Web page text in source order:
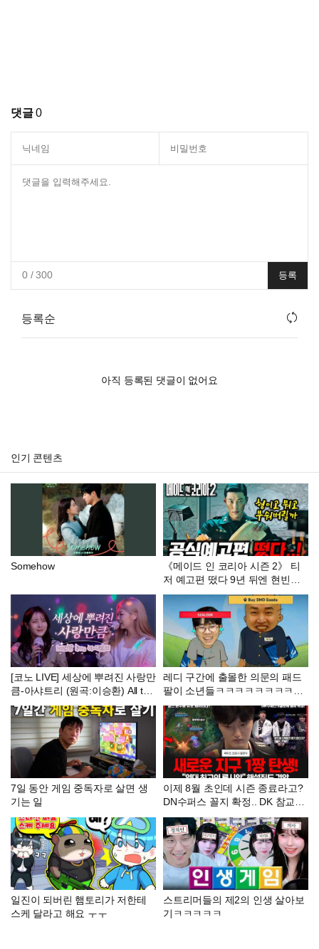
댓글0
0/ 300 등록
등록순
아직 등록된 댓글이 없어요
인기 콘텐츠
Somehow
《메이드 인 코리아 시즌 2》 티
저 예고편 떴다 9년 뒤엔 현빈이
대통령..? 진짜 이번 예고편 떡밥
미쳤습니다ㄷㄷ
[코노 LIVE] 세상에 뿌려진 사랑만
큼-아샤트리 (원곡:이승환) All the
Love in the World-Ashatree
레디 구간에 출몰한 의문의 패드
팔이 소년들ㅋㅋㅋㅋㅋㅋㅋㅋㅋ
ㅋㅋ
7일 동안 게임 중독자로 살면 생
기는 일
이제 8월 초인데 시즌 종료라고?
DN수퍼스 꼴지 확정.. DK 참교육
한 T1 새로운 지구 1짱 등극!
일진이 되버린 햄토리가 저한테
스케 달라고 해요 ㅜㅜ
스트리머들의 제2의 인생 살아보
기ㅋㅋㅋㅋㅋ